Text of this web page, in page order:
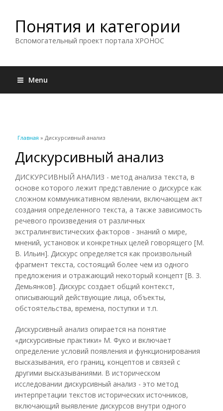
Понятия и категории
Вспомогательный проект портала ХРОНОС
Menu
Вы здесь
Главная » Дискурсивный анализ
Дискурсивный анализ
ДИСКУРСИВНЫЙ АНАЛИЗ - метод анализа текста, в
основе которого лежит представление о дискурсе как
сложном коммуникативном явлении, включающем акт
создания определенного текста, а также зависимость
речевого произведения от различных
экстралингвистических факторов - знаний о мире,
мнений, установок и конкретных целей говорящего [М.
В. Ильин]. Дискурс определяется как произвольный
фрагмент текста, состоящий более чем из одного
предложения и отражающий некоторый концепт [В. 3.
Демьянков]. Дискурс создает общий контекст,
описывающий действующие лица, объекты,
обстоятельства, времена, поступки и т.п.
Дискурсивный анализ опирается на понятие
«дискурсивные практики» М. Фуко и включает
определение условий появления и функционирования
высказывания, его границ, концептов и связей с
другими высказываниями. В историческом
исследовании дискурсивный анализ - это метод
интерпретации текстов исторических источников,
включающий выявление дискурсов внутри одного